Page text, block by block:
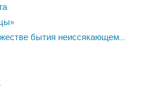
бытия неиссякающем…